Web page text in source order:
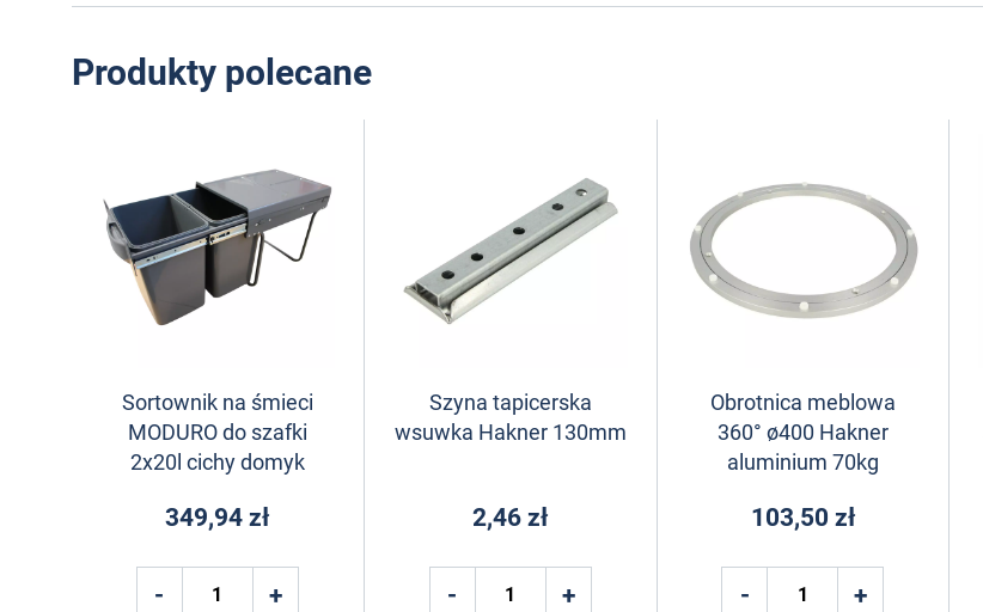
Produkty polecane
Sortownik na śmieci
MODURO do szafki
2x20l cichy domyk
349,94 zł
Szyna tapicerska
wsuwka Hakner 130mm
2,46 zł
Obrotnica meblowa
360° ø400 Hakner
aluminium 70kg
103,50 zł